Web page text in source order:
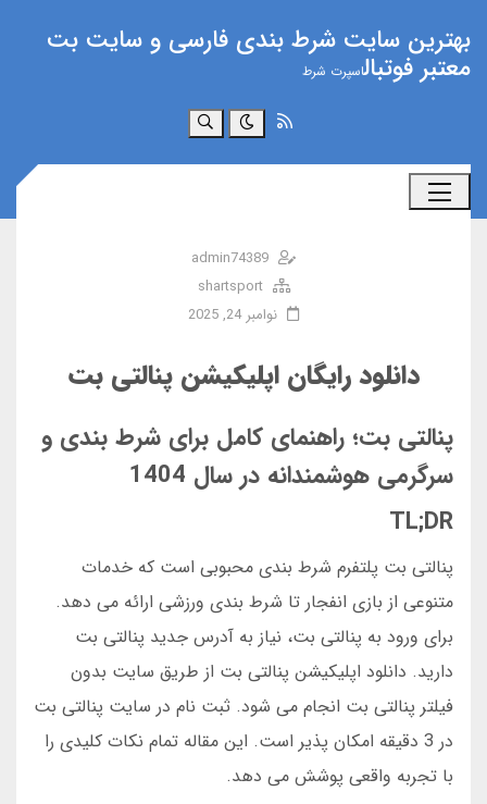
بهترین سایت شرط بندی فارسی و سایت بت
معتبر فوتبالاسپرت شرط
جستجو
admin74389
shartsport
نوامبر 24, 2025
دانلود رایگان اپلیکیشن پنالتی بت
پنالتی بت؛ راهنمای کامل برای شرط بندی و
سرگرمی هوشمندانه در سال 1404
TL;DR
پنالتی بت پلتفرم شرط بندی محبوبی است که خدمات
متنوعی از بازی انفجار تا شرط بندی ورزشی ارائه می دهد.
برای ورود به پنالتی بت، نیاز به آدرس جدید پنالتی بت
دارید. دانلود اپلیکیشن پنالتی بت از طریق سایت بدون
فیلتر پنالتی بت انجام می شود. ثبت نام در سایت پنالتی بت
در 3 دقیقه امکان پذیر است. این مقاله تمام نکات کلیدی را
با تجربه واقعی پوشش می دهد.